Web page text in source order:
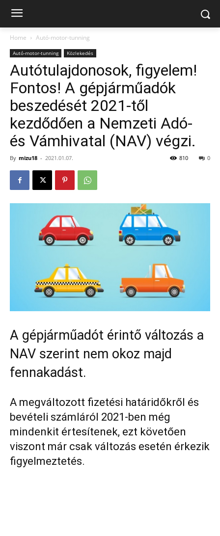
Home Autó-motor-tunning
Autó-motor-tunning Közlekedés
Autótulajdonosok, figyelem!
Fontos! A gépjárműadók
beszedését 2021-től
kezdődően a Nemzeti Adó-
és Vámhivatal (NAV) végzi.
By mizu18 - 2021.01.07. 0
810
A gépjárműadót érintő változás a
NAV szerint nem okoz majd
fennakadást.
A megváltozott fizetési határidőkről és
bevételi számláról 2021-ben még
mindenkit értesítenek, ezt követően
viszont már csak változás esetén érkezik
figyelmeztetés.